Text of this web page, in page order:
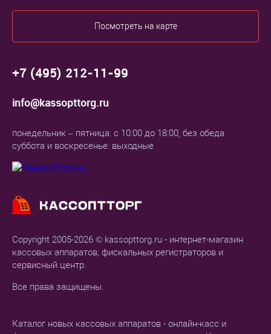
Copyright 2005-2026 © kassopttorg.ru - интернет-магазин
кассовых аппаратов, фискальных регистраторов и
сервисный центр.
Все права защищены.
Каталог новых кассовых аппаратов - онлайн-касс и
Посмотреть на карте
+7 (495) 212-11-99
info@kassopttorg.ru
понедельник – пятница: с 10:00 до 18:00, без обеда
суббота и воскресенье: выходные